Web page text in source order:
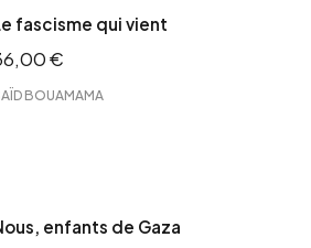
fascisme qui vient
€
BOUAMAMA
enfants de Gaza